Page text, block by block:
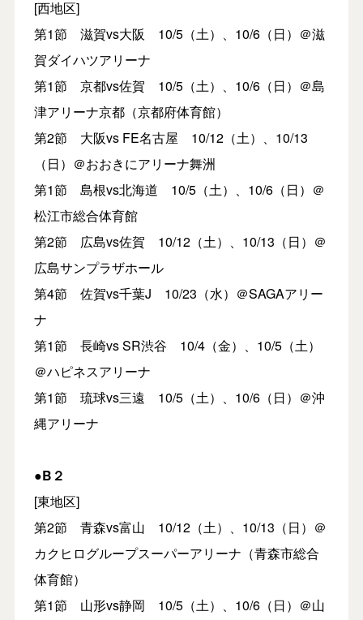
[西地区]
第1節 滋賀vs大阪 10/5（土）、10/6（日）＠滋
賀ダイハツアリーナ
第1節 京都vs佐賀 10/5（土）、10/6（日）＠島
津アリーナ京都（京都府体育館）
第2節 大阪vs FE名古屋 10/12（土）、10/13
（日）＠おおきにアリーナ舞洲
第1節 島根vs北海道 10/5（土）、10/6（日）＠
松江市総合体育館
第2節 広島vs佐賀 10/12（土）、10/13（日）＠
広島サンプラザホール
第4節 佐賀vs千葉J 10/23（水）＠SAGAアリー
ナ
第1節 長崎vs SR渋谷 10/4（金）、10/5（土）
＠ハピネスアリーナ
第1節 琉球vs三遠 10/5（土）、10/6（日）＠沖
縄アリーナ
●B２
[東地区]
第2節 青森vs富山 10/12（土）、10/13（日）＠
カクヒログループスーパーアリーナ（青森市総合
体育館）
第1節 山形vs静岡 10/5（土）、10/6（日）＠山